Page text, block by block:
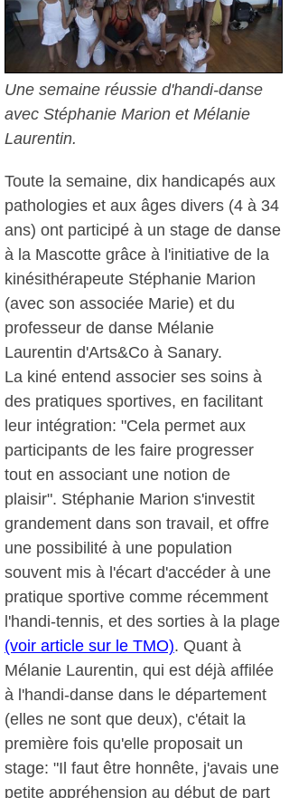
Une semaine réussie d'handi-danse
avec Stéphanie Marion et Mélanie
Laurentin.
Toute la semaine, dix handicapés aux
pathologies et aux âges divers (4 à 34
ans) ont participé à un stage de danse
à la Mascotte grâce à l'initiative de la
kinésithérapeute Stéphanie Marion
(avec son associée Marie) et du
professeur de danse Mélanie
Laurentin d'Arts&Co à Sanary.
La kiné entend associer ses soins à
des pratiques sportives, en facilitant
leur intégration: "Cela permet aux
participants de les faire progresser
tout en associant une notion de
plaisir". Stéphanie Marion s'investit
grandement dans son travail, et offre
une possibilité à une population
souvent mis à l'écart d'accéder à une
pratique sportive comme récemment
l'handi-tennis, et des sorties à la plage
(voir article sur le TMO). Quant à
Mélanie Laurentin, qui est déjà affilée
à l'handi-danse dans le département
(elles ne sont que deux), c'était la
première fois qu'elle proposait un
stage: "Il faut être honnête, j'avais une
petite appréhension au début de part